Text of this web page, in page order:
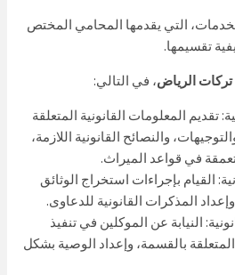
التي يقدمها المحامي المختص
تقسيمها.
الرياض، في التالي:
تقديم المعلومات القانونية المتعلقة
والنصائح القانونية اللازمة،
في قواعد الميراث.
القيام بإجراءات استخراج الوثائق
المذكرات القانونية للدعاوى.
النيابة عن الموكلين في تنفيذ
المتعلقة بالقسمة، وإعداد الوصية بشكل